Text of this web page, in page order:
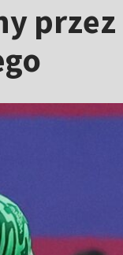
przez